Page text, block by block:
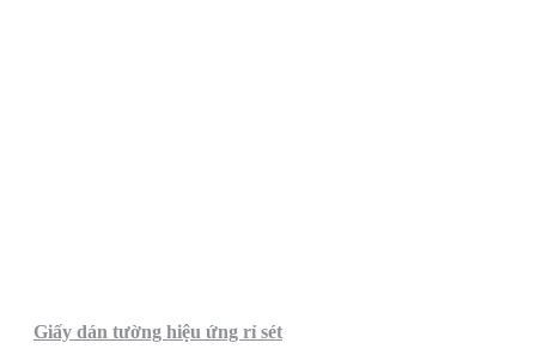
Giấy dán tường hiệu ứng rỉ sét